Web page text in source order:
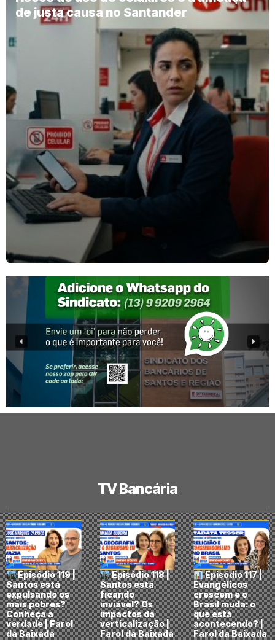
de justa causa no Santander
TV Bancária
Episódio 119 |
Santos está
expulsando os
mais pobres?
Conheça a
verdade | Farol
da Baixada
Episódio 118 |
Santos está
ficando
inviável? Os
impactos da
verticalização |
Farol da Baixada
Episódio 117 |
Evangélicos
crescem e o
Brasil muda: o
que está
acontecendo? |
Farol da Baixada